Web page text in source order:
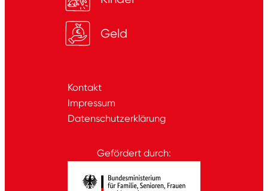
Geld
Kontakt
Impressum
Datenschutzerklärung
Gefördert durch: